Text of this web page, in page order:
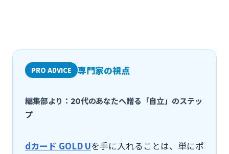
PRO ADVICE 専門家の視点
編集部より：20代のあなたへ贈る「自立」のステッ
プ
dカード GOLD Uを手に入れることは、単にポ